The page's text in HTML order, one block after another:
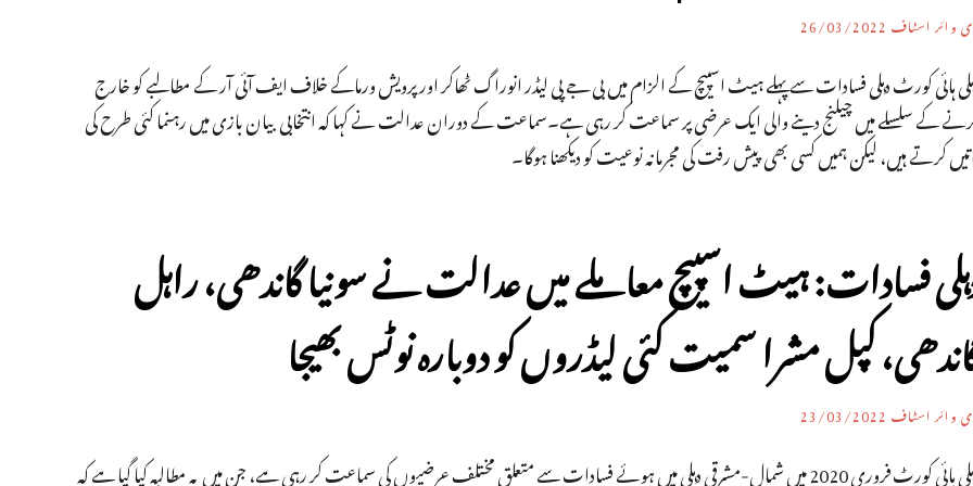
وائر اسٹاف26/03/2022
ہائی کورٹ دہلی فسادات سے پہلے ہیٹ اسپیچ کے الزام میں بی جے پی لیڈر انوراگ ٹھاکر اور پرویش ورماکے خلاف ایف آئی آر کے مطالبے کو خارج
کے سلسلے میں چیلنج دینے والی ایک عرضی پر سماعت کر رہی ہے۔سماعت کے دوران عدالت نے کہا کہ انتخابی بیان بازی میں رہنما کئی طرح کی
کرتے ہیں، لیکن ہمیں کسی بھی پیش رفت کی مجرمانہ نوعیت کو دیکھنا ہوگا۔
فسادات: ہیٹ اسپیچ معاملے میں عدالت نے سونیا گاندھی، راہل
کپل مشرا سمیت کئی لیڈروں کو دوبارہ نوٹس بھیجا
وائر اسٹاف23/03/2022
دہلی ہائی کورٹ فروری 2020 میں شمال-مشرقی دہلی میں ہوئے فسادات سے متعلق مختلف عرضیوں کی سماعت کر رہی ہے، جن میں یہ مطالبہ کیا گیا ہے کہ